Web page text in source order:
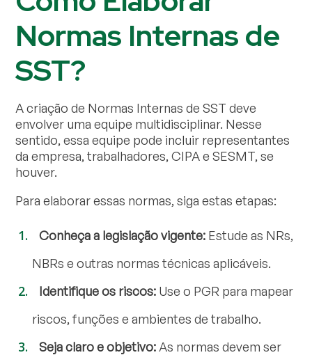
Normas Internas de
SST?
A criação de Normas Internas de SST deve
envolver uma equipe multidisciplinar. Nesse
sentido, essa equipe pode incluir representantes
da empresa, trabalhadores, CIPA e SESMT, se
houver.
Para elaborar essas normas, siga estas etapas:
Conheça a legislação vigente: Estude as NRs,
NBRs e outras normas técnicas aplicáveis.
Identifique os riscos: Use o PGR para mapear
riscos, funções e ambientes de trabalho.
Seja claro e objetivo: As normas devem ser